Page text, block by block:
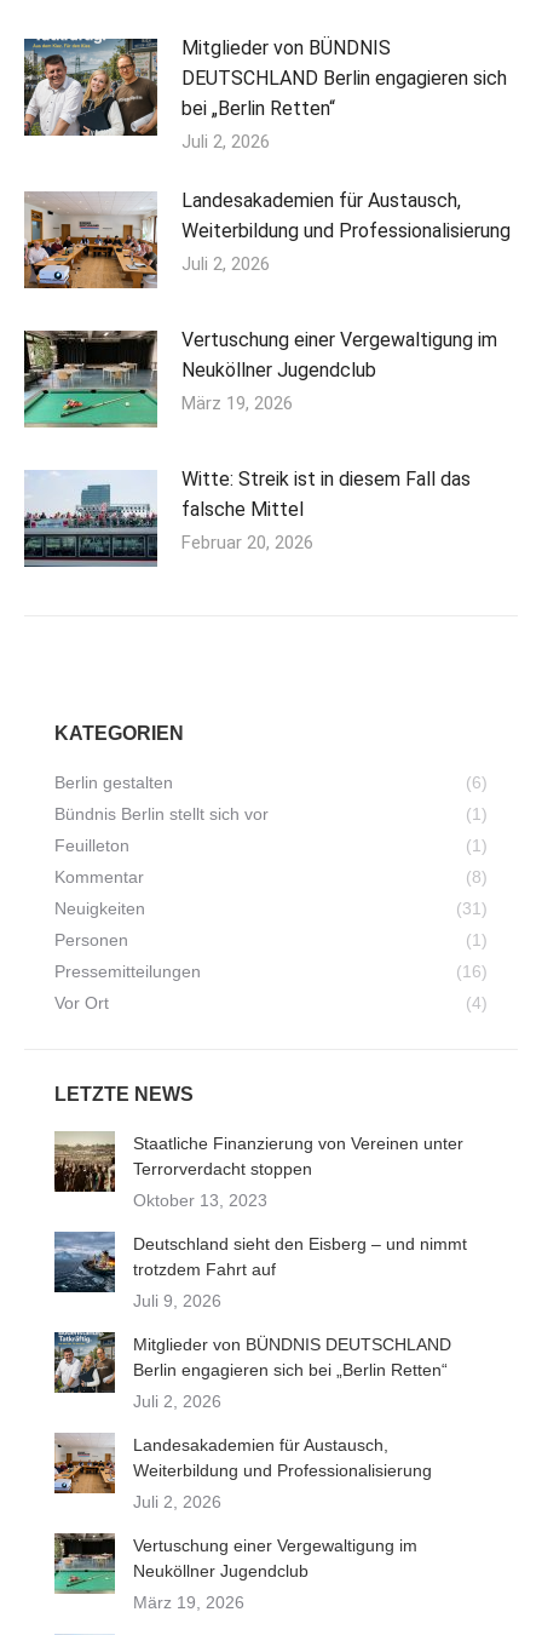
Mitglieder von BÜNDNIS
DEUTSCHLAND Berlin engagieren sich
bei „Berlin Retten“
Juli 2, 2026
Landesakademien für Austausch,
Weiterbildung und Professionalisierung
Juli 2, 2026
Vertuschung einer Vergewaltigung im
Neuköllner Jugendclub
März 19, 2026
Witte: Streik ist in diesem Fall das
falsche Mittel
Februar 20, 2026
KATEGORIEN
Berlin gestalten
(6)
Bündnis Berlin stellt sich vor
(1)
Feuilleton
(1)
Kommentar
(8)
Neuigkeiten
(31)
Personen
(1)
Pressemitteilungen
(16)
Vor Ort
(4)
LETZTE NEWS
Staatliche Finanzierung von Vereinen unter
Terrorverdacht stoppen
Oktober 13, 2023
Deutschland sieht den Eisberg – und nimmt
trotzdem Fahrt auf
Juli 9, 2026
Mitglieder von BÜNDNIS DEUTSCHLAND
Berlin engagieren sich bei „Berlin Retten“
Juli 2, 2026
Landesakademien für Austausch,
Weiterbildung und Professionalisierung
Juli 2, 2026
Vertuschung einer Vergewaltigung im
Neuköllner Jugendclub
März 19, 2026